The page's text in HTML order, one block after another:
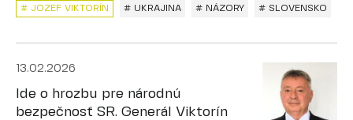
# JOZEF VIKTORÍN # UKRAJINA # NÁZORY # SLOVENSKO
13.02.2026
Ide o hrozbu pre národnú
bezpečnosť SR. Generál Viktorín